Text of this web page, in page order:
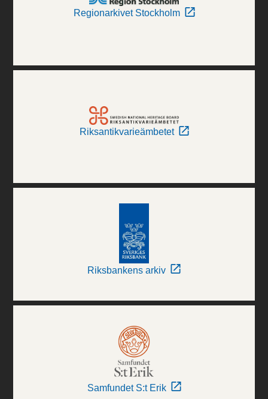
Regionarkivet Stockholm
Riksantikvarieämbetet
Riksbankens arkiv
Samfundet S:t Erik